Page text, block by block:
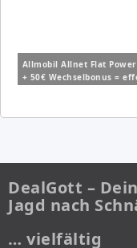
Allmobil Allnet Flat
+ 50€ Wechselbonus =
DealGott –
Jagd nach
… vielfältig